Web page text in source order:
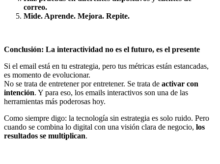
correo.
Mide. Aprende. Mejora. Repite.
Conclusión: La interactividad no es el futuro, es el presente
Si el email está en tu estrategia, pero tus métricas están estancadas,
es momento de evolucionar.
No se trata de entretener por entretener. Se trata de activar con
intención. Y para eso, los emails interactivos son una de las
herramientas más poderosas hoy.
Como siempre digo: la tecnología sin estrategia es solo ruido. Pero
cuando se combina lo digital con una visión clara de negocio, los
resultados se multiplican.